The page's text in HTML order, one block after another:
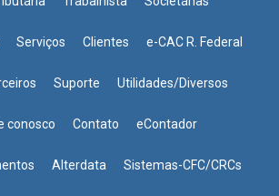
Serviços Clientes e-CAC R. Federal
Suporte Utilidades/Diversos
conosco Contato eContador
Alterdata Sistemas-CFC/CRCs